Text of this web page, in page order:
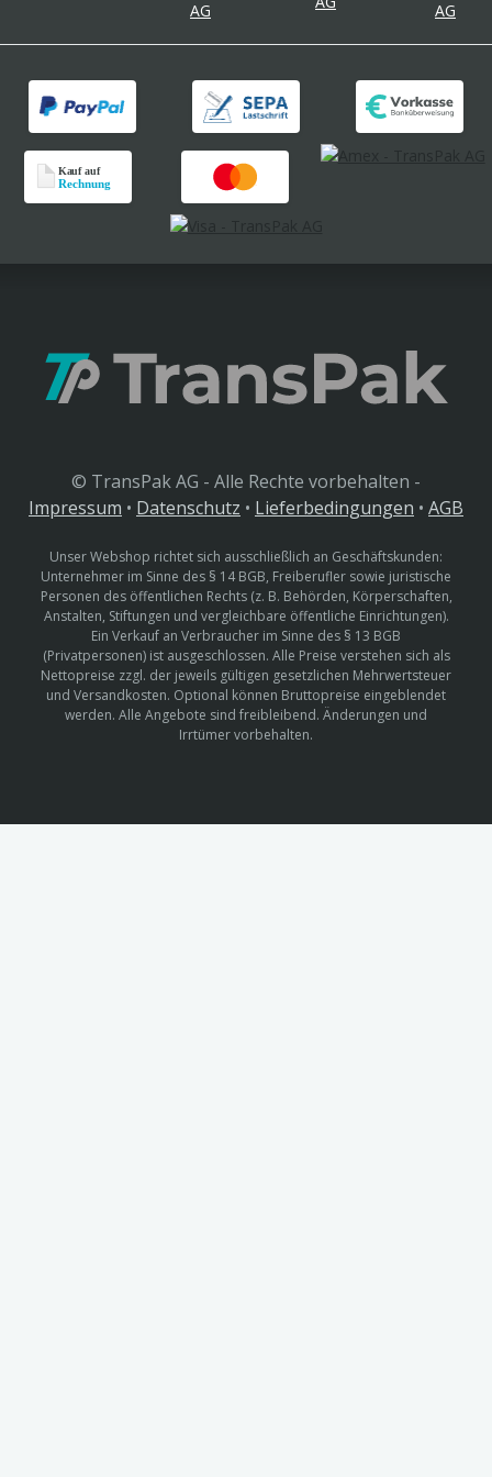
© TransPak AG - Alle Rechte vorbehalten -
Impressum • Datenschutz • Lieferbedingungen • AGB
Unser Webshop richtet sich ausschließlich an Geschäftskunden:
Unternehmer im Sinne des § 14 BGB, Freiberufler sowie juristische
Personen des öffentlichen Rechts (z. B. Behörden, Körperschaften,
Anstalten, Stiftungen und vergleichbare öffentliche Einrichtungen).
Ein Verkauf an Verbraucher im Sinne des § 13 BGB
(Privatpersonen) ist ausgeschlossen. Alle Preise verstehen sich als
Nettopreise zzgl. der jeweils gültigen gesetzlichen Mehrwertsteuer
und Versandkosten. Optional können Bruttopreise eingeblendet
werden. Alle Angebote sind freibleibend. Änderungen und
Irrtümer vorbehalten.